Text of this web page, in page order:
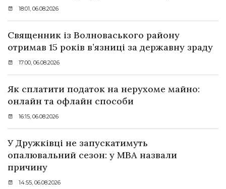
18:01, 06.08.2026
Священник із Волноваського району
отримав 15 років в’язниці за державну зраду
17:00, 06.08.2026
Як сплатити податок на нерухоме майно:
онлайн та офлайн способи
16:15, 06.08.2026
У Дружківці не запускатимуть
опалювальний сезон: у МВА назвали
причину
14:55, 06.08.2026